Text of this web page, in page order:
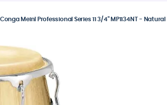
Conga Meinl Professional Series 11 3/4" MP1134NT - Natural